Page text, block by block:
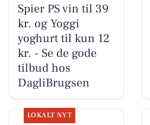
Spier PS vin til 39
kr. og Yoggi
yoghurt til kun 12
kr. - Se de gode
tilbud hos
DagliBrugsen
LOKALT NYT